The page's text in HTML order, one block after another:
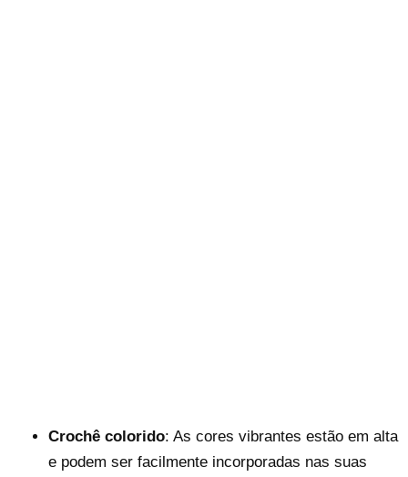
Crochê colorido: As cores vibrantes estão em alta
e podem ser facilmente incorporadas nas suas